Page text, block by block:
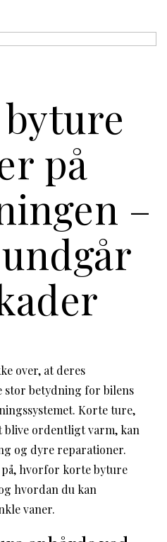
på
–
over, at deres
stor betydning for bilens
Korte ture,
blive ordentligt varm, kan
og dyre reparationer.
hvorfor korte byture
hvordan du kan
vaner.